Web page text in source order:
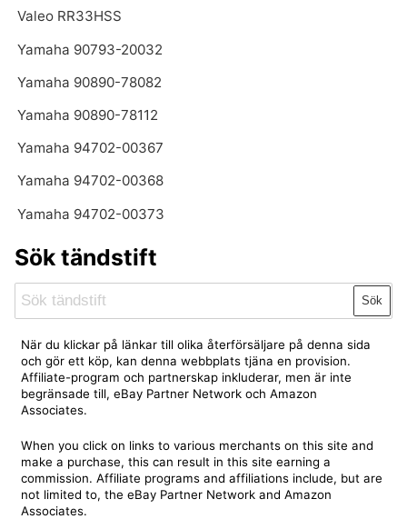
Valeo RR33HSS
Yamaha 90793-20032
Yamaha 90890-78082
Yamaha 90890-78112
Yamaha 94702-00367
Yamaha 94702-00368
Yamaha 94702-00373
Sök tändstift
Sök
När du klickar på länkar till olika återförsäljare på denna sida
och gör ett köp, kan denna webbplats tjäna en provision.
Affiliate-program och partnerskap inkluderar, men är inte
begränsade till, eBay Partner Network och Amazon
Associates.
When you click on links to various merchants on this site and
make a purchase, this can result in this site earning a
commission. Affiliate programs and affiliations include, but are
not limited to, the eBay Partner Network and Amazon
Associates.